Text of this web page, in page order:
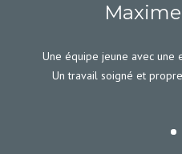
Une équipe jeune avec une
Un travail soigné et